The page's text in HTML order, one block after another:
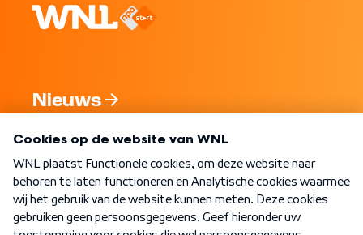
Nieuws
Nieuwsbrief
Word Lid